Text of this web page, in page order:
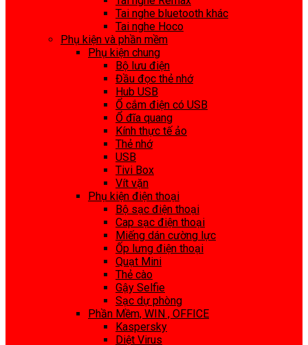
Tai nghe bluetooth khác
Tai nghe Hoco
Phụ kiện và phần mềm
Phụ kiện chung
Bộ lưu điện
Đầu đọc thẻ nhớ
Hub USB
Ổ cắm điện có USB
Ổ đĩa quang
Kính thực tế ảo
Thẻ nhớ
USB
Tivi Box
Vít vặn
Phụ kiện điện thoại
Bộ sạc điện thoại
Cap sạc điện thoại
Miếng dán cường lực
Ốp lưng điện thoại
Quạt Mini
Thẻ cào
Gậy Selfie
Sạc dự phòng
Phần Mềm, WIN , OFFICE
Kaspersky
Diệt Virus